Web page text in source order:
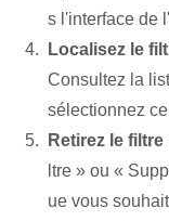
s l'interface de
Localisez le
Consultez la
sélectionnez
Retirez le filtre
ltre » ou «
ue vous